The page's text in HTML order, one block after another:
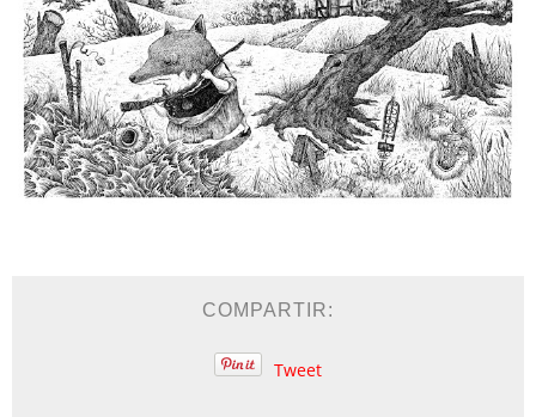
COMPARTIR:
Tweet